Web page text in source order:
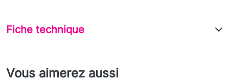
Fiche technique
Vous aimerez aussi